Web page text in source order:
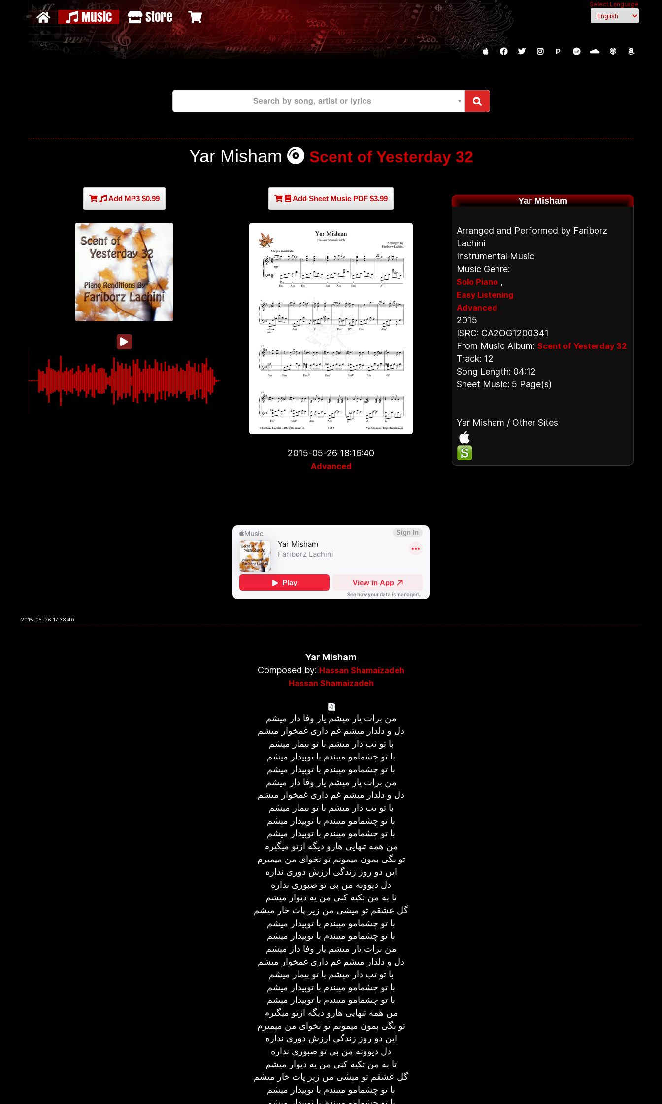
Select Language
Music Store
P
Search by song, artist or lyrics
Yar Misham Scent of Yesterday 32
Add MP3 $0.99 Add Sheet Music PDF $3.99
2015-05-26 18:16:40
Advanced
Yar Misham
Arranged and Performed by Fariborz
Lachini
Instrumental Music
Music Genre:
Solo Piano ,
Easy Listening
Advanced
2015
ISRC: CA2OG1200341
From Music Album: Scent of Yesterday 32
Track: 12
Song Length: 04:12
Sheet Music: 5 Page(s)
Yar Misham / Other Sites
2015-05-26 17:38:40
Yar Misham
Composed by: Hassan Shamaizadeh
Hassan Shamaizadeh
من برات یار میشم یار وفا دار میشم
دل و دلدار میشم غم داری غمخوار میشم
با تو تب دار میشم با تو بیمار میشم
با تو چشمامو میبندم با توبیدار میشم
با تو چشمامو میبندم با توبیدار میشم
من برات یار میشم یار وفا دار میشم
دل و دلدار میشم غم داری غمخوار میشم
با تو تب دار میشم با تو بیمار میشم
با تو چشمامو میبندم با توبیدار میشم
با تو چشمامو میبندم با توبیدار میشم
من همه تنهایی هارو دیگه ازتو میگیرم
تو بگی بمون میمونم تو نخوای من میمیرم
این دو روز زندگی ارزش دوری نداره
دل دیوونه من بی تو صبوری نداره
تا به من تکیه کنی من یه دیوار میشم
گل عشقم تو میشی من زیر پات خار میشم
با تو چشمامو میبندم با توبیدار میشم
با تو چشمامو میبندم با توبیدار میشم
من برات یار میشم یار وفا دار میشم
دل و دلدار میشم غم داری غمخوار میشم
با تو تب دار میشم با تو بیمار میشم
با تو چشمامو میبندم با توبیدار میشم
با تو چشمامو میبندم با توبیدار میشم
من همه تنهایی هارو دیگه ازتو میگیرم
تو بگی بمون میمونم تو نخوای من میمیرم
این دو روز زندگی ارزش دوری نداره
دل دیوونه من بی تو صبوری نداره
تا به من تکیه کنی من یه دیوار میشم
گل عشقم تو میشی من زیر پات خار میشم
با تو چشمامو میبندم با توبیدار میشم